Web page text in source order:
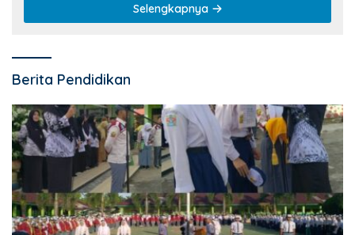
Selengkapnya
Berita Pendidikan